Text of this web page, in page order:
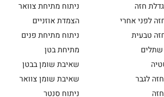
חזה
לפני אחרי
טבעית
לגבר
ניתוח מתיחת צוואר
הצמדת אוזניים
ניתוח מתיחת פנים
מתיחת בטן
שאיבת שומן בבטן
שאיבת שומן צוואר
ניתוח סנטר